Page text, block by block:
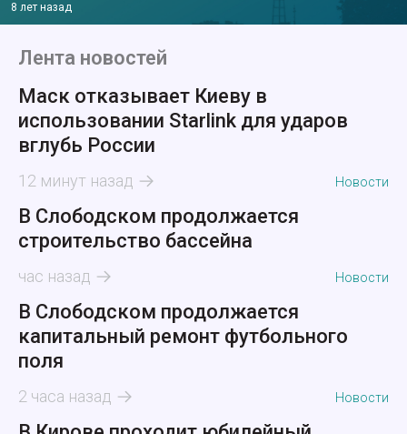
8 лет назад
Лента новостей
Маск отказывает Киеву в
использовании Starlink для ударов
вглубь России
12 минут назад Новости
В Слободском продолжается
строительство бассейна
час назад Новости
В Слободском продолжается
капитальный ремонт футбольного
поля
2 часа назад Новости